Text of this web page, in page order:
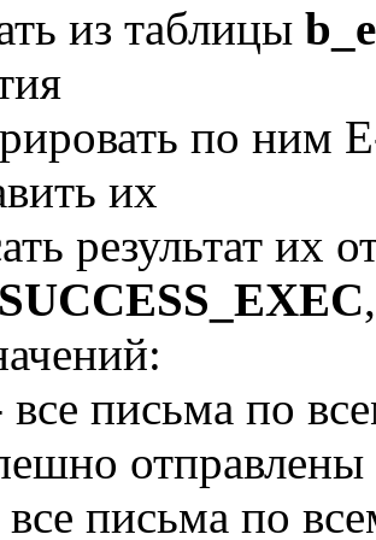
из таблицы
по ним
их
результат их
SUCCESS_EXEC
все письма по
отправлены
все письма по